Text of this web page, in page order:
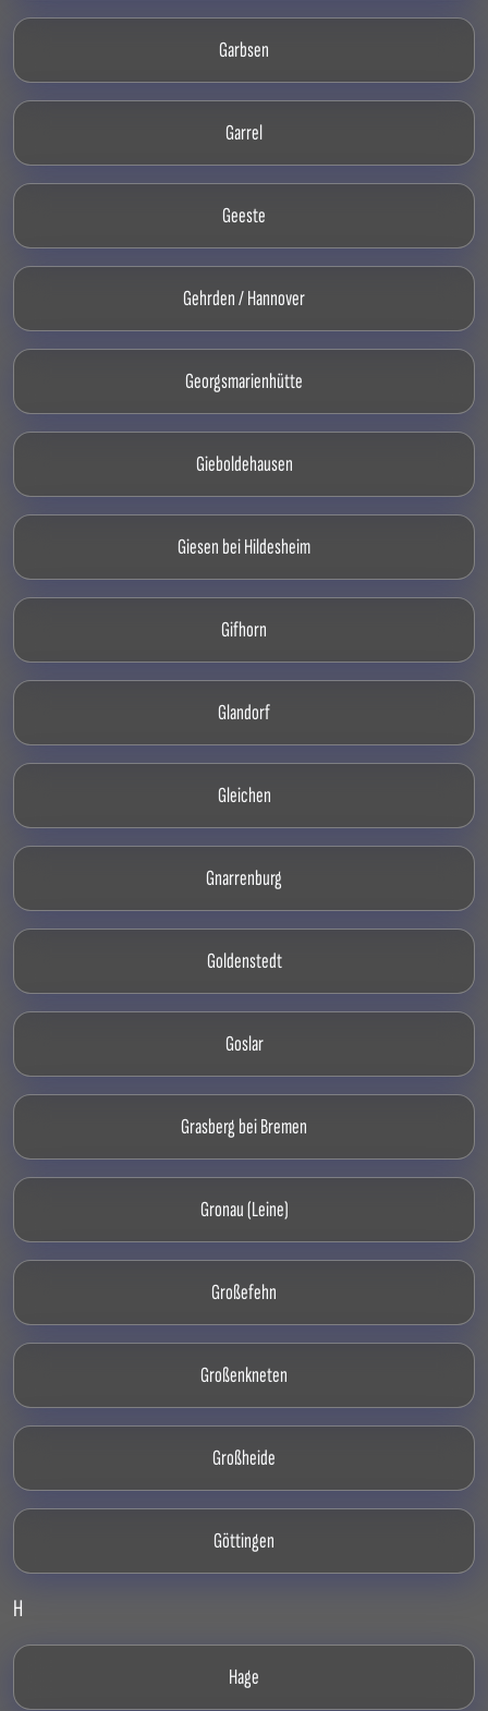
Garbsen
Garrel
Geeste
Gehrden / Hannover
Georgsmarienhütte
Gieboldehausen
Giesen bei Hildesheim
Gifhorn
Glandorf
Gleichen
Gnarrenburg
Goldenstedt
Goslar
Grasberg bei Bremen
Gronau (Leine)
Großefehn
Großenkneten
Großheide
Göttingen
H
Hage